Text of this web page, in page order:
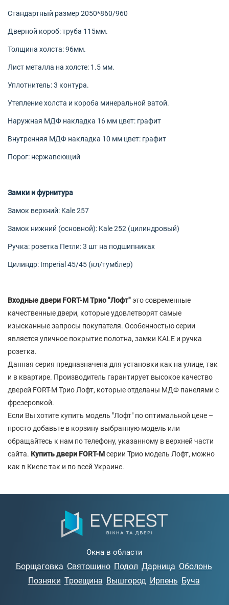
Стандартный размер 2050*860/960
Дверной короб: труба 115мм.
Толщина холста: 96мм.
Лист металла на холсте: 1.5 мм.
Уплотнитель: 3 контура.
Утепление холста и короба минеральной ватой.
Наружная МДФ накладка 16 мм цвет: графит
Внутренняя МДФ накладка 10 мм цвет: графит
Порог: нержавеющий
Замки и фурнитура
Замок верхний: Kale 257
Замок нижний (основной): Kale 252 (цилиндровый)
Ручка: розетка Петли: 3 шт на подшипниках
Цилиндр: Imperial 45/45 (кл/тумблер)
Входные двери FORT-M Трио "Лофт"это современные
качественные двери, которые удовлетворят самые
изысканные запросы покупателя. Особенностью серии
является уличное покрытие полотна, замки KALE и ручка
розетка.
Данная серия предназначена для установки как на улице, так
и в квартире. Производитель гарантирует высокое качество
дверей FORT-M Трио Лофт, которые отделаны МДФ панелями с
фрезеровкой.
Если Вы хотите купить модель "Лофт" по оптимальной цене –
просто добавьте в корзину выбранную модель или
обращайтесь к нам по телефону, указанному в верхней части
сайта. Купить двери FORT-Mсерии Трио модель Лофт, можно
как в Киеве так и по всей Украине.
Окна в области
Борщаговка Святошино Подол Дарница Оболонь
Позняки Троещина Вышгород Ирпень Буча